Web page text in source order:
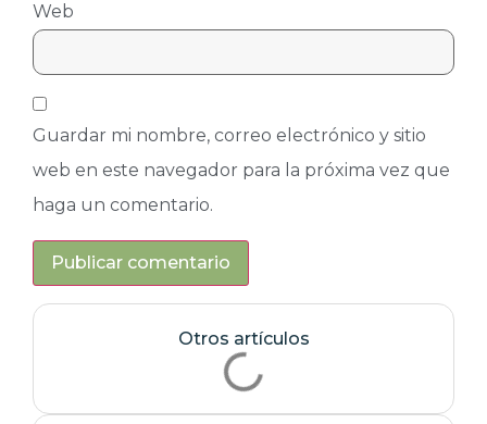
Web
Guardar mi nombre, correo electrónico y sitio
web en este navegador para la próxima vez que
haga un comentario.
Otros artículos